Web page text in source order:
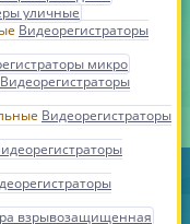
уличные
Видеорегистраторы
микро
Видеорегистраторы
Видеорегистраторы
взрывозащищенная